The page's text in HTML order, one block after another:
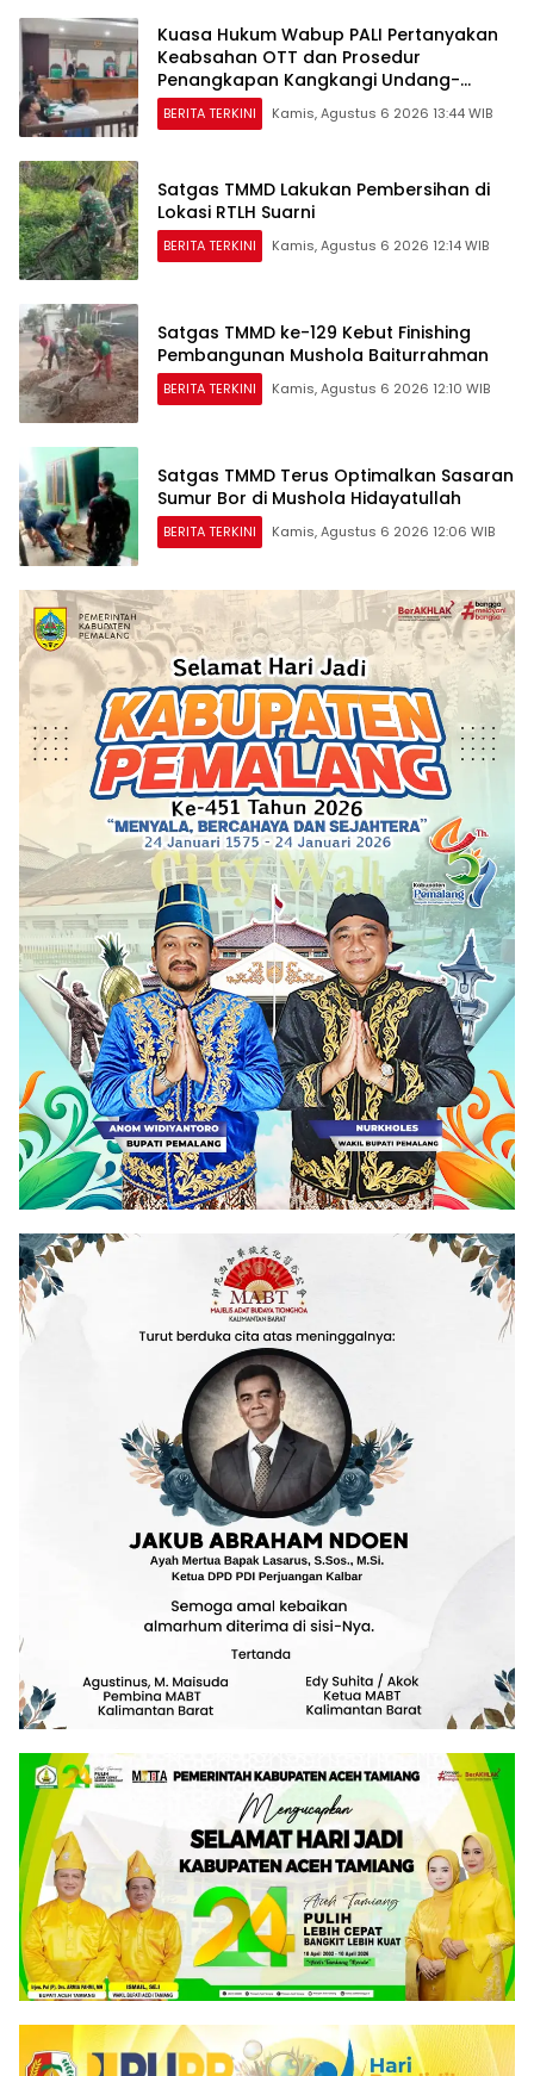
Kuasa Hukum Wabup PALI Pertanyakan
Keabsahan OTT dan Prosedur
Penangkapan Kangkangi Undang-
Undang
BERITA TERKINI Kamis, Agustus 6 2026 13:44 WIB
Satgas TMMD Lakukan Pembersihan di
Lokasi RTLH Suarni
BERITA TERKINI Kamis, Agustus 6 2026 12:14 WIB
Satgas TMMD ke-129 Kebut Finishing
Pembangunan Mushola Baiturrahman
BERITA TERKINI Kamis, Agustus 6 2026 12:10 WIB
Satgas TMMD Terus Optimalkan Sasaran
Sumur Bor di Mushola Hidayatullah
BERITA TERKINI Kamis, Agustus 6 2026 12:06 WIB